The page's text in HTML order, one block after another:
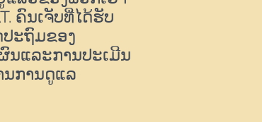
ຄົນເຈັບທີ່ໄດ້ຮັບ
ປະຖົມຂອງ
ນແລະການປະເມີນ
ນການດູແລ